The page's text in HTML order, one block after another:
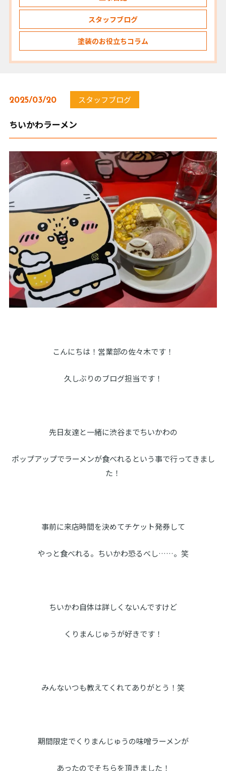
スタッフブログ
塗装のお役立ちコラム
2025/03/20 スタッフブログ
ちいかわラーメン
こんにちは！営業部の佐々木です！
久しぶりのブログ担当です！
先日友達と一緒に渋谷までちいかわの
ポップアップでラーメンが食べれるという事で行ってきまし
た！
事前に来店時間を決めてチケット発券して
やっと食べれる。ちいかわ恐るべし……。笑
ちいかわ自体は詳しくないんですけど
くりまんじゅうが好きです！
みんないつも教えてくれてありがとう！笑
期間限定でくりまんじゅうの味噌ラーメンが
あったのでそちらを頂きました！